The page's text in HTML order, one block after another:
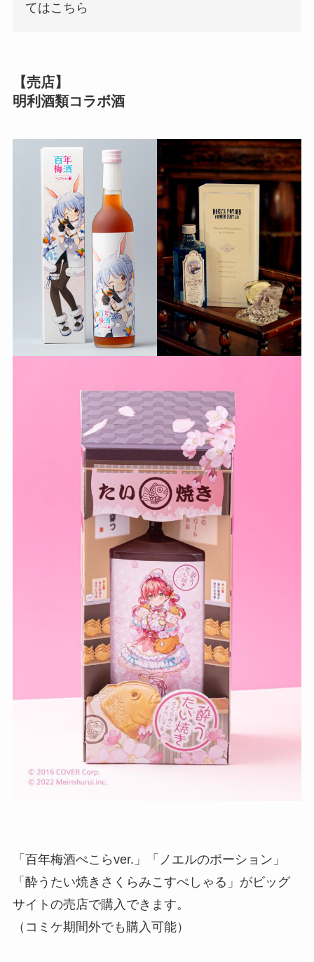
てはこちら
【売店】
明利酒類コラボ酒
「百年梅酒ぺこらver.」「ノエルのポーション」
「酔うたい焼きさくらみこすぺしゃる」がビッグ
サイトの売店で購入できます。
（コミケ期間外でも購入可能）